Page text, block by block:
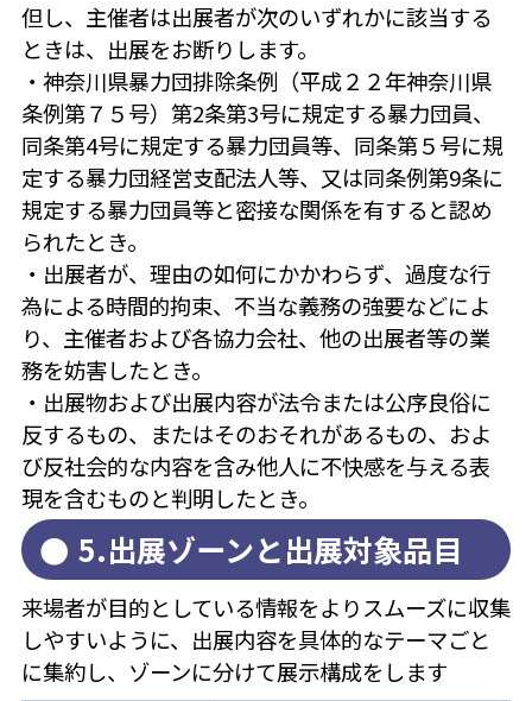
但し、主催者は出展者が次のいずれかに該当する
ときは、出展をお断りします。
・神奈川県暴力団排除条例（平成２２年神奈川県
条例第７５号）第2条第3号に規定する暴力団員、
同条第4号に規定する暴力団員等、同条第５号に規
定する暴力団経営支配法人等、又は同条例第9条に
規定する暴力団員等と密接な関係を有すると認め
られたとき。
・出展者が、理由の如何にかかわらず、過度な行
為による時間的拘束、不当な義務の強要などによ
り、主催者および各協力会社、他の出展者等の業
務を妨害したとき。
・出展物および出展内容が法令または公序良俗に
反するもの、またはそのおそれがあるもの、およ
び反社会的な内容を含み他人に不快感を与える表
現を含むものと判明したとき。
5.出展ゾーンと出展対象品目
来場者が目的としている情報をよりスムーズに収集
しやすいように、出展内容を具体的なテーマごと
に集約し、ゾーンに分けて展示構成をします